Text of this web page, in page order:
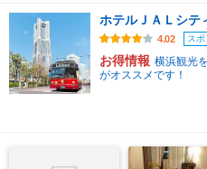
ホテルＪＡＬシ
4.02 ス
お得情報 横浜観光
がオススメです！